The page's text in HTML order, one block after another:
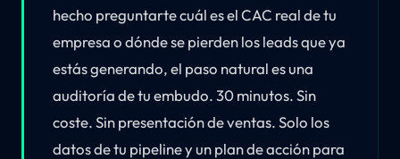
hecho preguntarte cuál es el CAC real de tu
empresa o dónde se pierden los leads que ya
estás generando, el paso natural es una
auditoría de tu embudo. 30 minutos. Sin
coste. Sin presentación de ventas. Solo los
datos de tu pipeline y un plan de acción para